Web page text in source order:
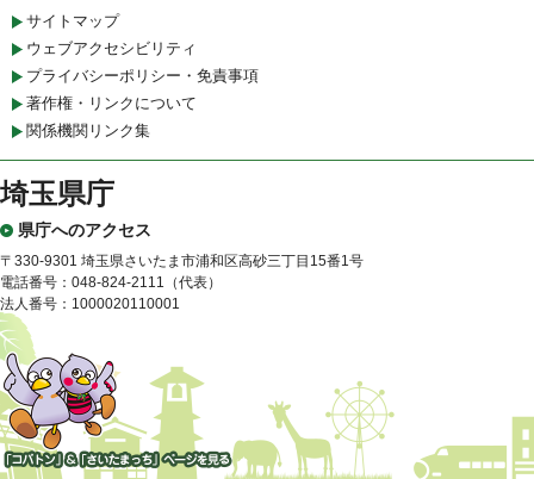
サイトマップ
ウェブアクセシビリティ
プライバシーポリシー・免責事項
著作権・リンクについて
関係機関リンク集
埼玉県庁
県庁へのアクセス
〒330-9301 埼玉県さいたま市浦和区高砂三丁目15番1号
電話番号：048-824-2111（代表）
法人番号：1000020110001
「コバトン」&「さいたまっ